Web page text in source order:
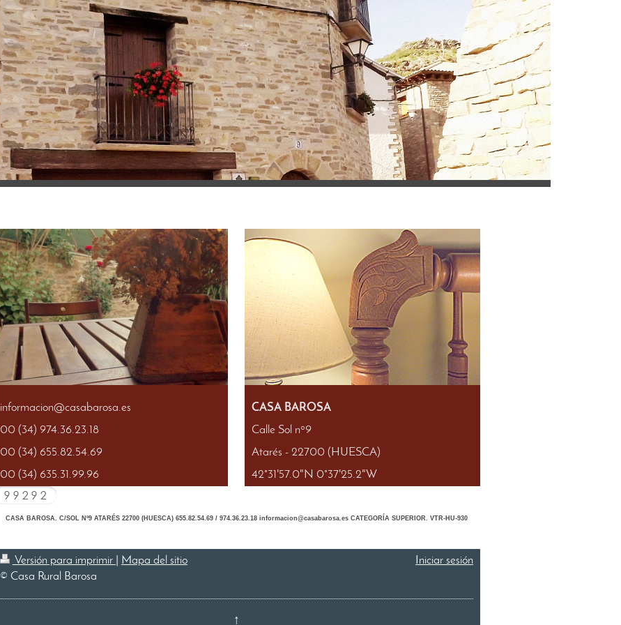
informacion@casabarosa.es
00 (34) 974.36.23.18
00 (34) 655.82.54.69
00 (34) 635.31.99.96
CASA BAROSA
Calle Sol nº9
Atarés - 22700(HUESCA)
42°31'57.0"N 0°37'25.2"W
CASA BAROSA. C/SOL Nº9 ATARÉS 22700 (HUESCA) 655.82.54.69 / 974.36.23.18 informacion@c​asabarosa.es CATEGORÍA SUPERIOR. VTR-HU-930
Versión para imprimir
Mapa del sitio
© Casa Rural Barosa
Iniciar sesión
↑